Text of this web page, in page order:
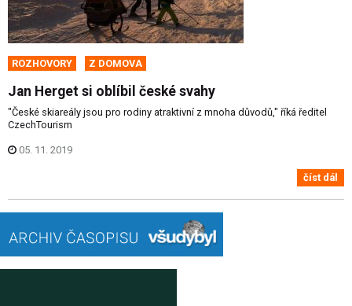
ROZHOVORY Z DOMOVA
Jan Herget si oblíbil české svahy
"České skiareály jsou pro rodiny atraktivní z mnoha důvodů," říká ředitel
CzechTourism
05. 11. 2019
číst dál